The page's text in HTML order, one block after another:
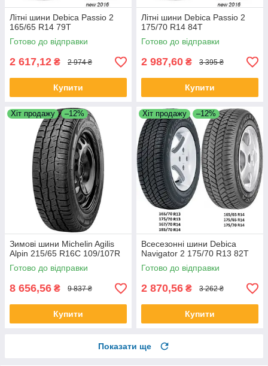
Літні шини Debica Passio 2
165/65 R14 79T
Готово до відправки
2 617,12 ₴ 2 974 ₴
Купити
Літні шини Debica Passio 2
175/70 R14 84T
Готово до відправки
2 987,60 ₴ 3 395 ₴
Купити
Хіт продажу –12%
Зимові шини Michelin Agilis
Alpin 215/65 R16C 109/107R
Готово до відправки
8 656,56 ₴ 9 837 ₴
Купити
Хіт продажу –12%
Всесезонні шини Debica
Navigator 2 175/70 R13 82T
Готово до відправки
2 870,56 ₴ 3 262 ₴
Купити
Показати ще